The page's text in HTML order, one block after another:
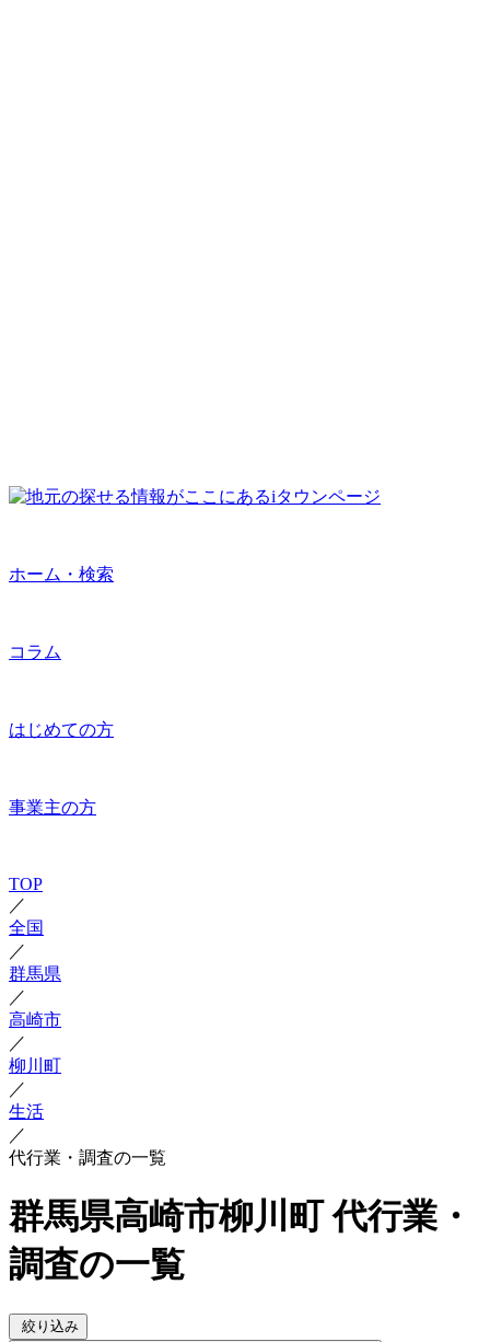
ホーム・検索
コラム
はじめての方
事業主の方
TOP
／
全国
／
群馬県
／
高崎市
／
柳川町
／
生活
／
代行業・調査の一覧
群馬県高崎市柳川町 代行業・
調査の一覧
絞り込み